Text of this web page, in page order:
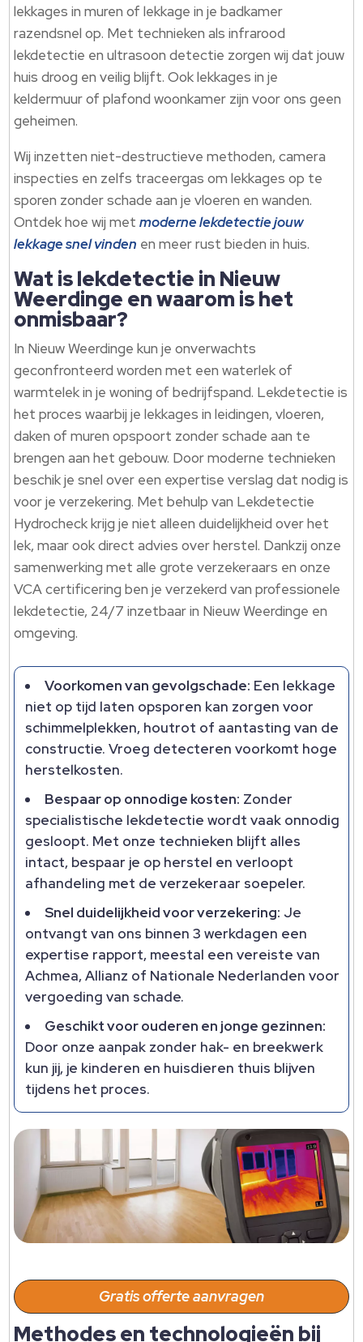
lekkages in muren of lekkage in je badkamer
razendsnel op. Met technieken als infrarood
lekdetectie en ultrasoon detectie zorgen wij dat jouw
huis droog en veilig blijft. Ook lekkages in je
keldermuur of plafond woonkamer zijn voor ons geen
geheimen.
Wij inzetten niet-destructieve methoden, camera
inspecties en zelfs traceergas om lekkages op te
sporen zonder schade aan je vloeren en wanden.
Ontdek hoe wij metmoderne lekdetectie jouw
lekkage snel vinden en meer rust bieden in huis.
Wat is lekdetectie in Nieuw
Weerdinge en waarom is het
onmisbaar?
In Nieuw Weerdinge kun je onverwachts
geconfronteerd worden met een waterlek of
warmtelek in je woning of bedrijfspand. Lekdetectie is
het proces waarbij je lekkages in leidingen, vloeren,
daken of muren opspoort zonder schade aan te
brengen aan het gebouw. Door moderne technieken
beschik je snel over een expertise verslag dat nodig is
voor je verzekering. Met behulp van Lekdetectie
Hydrocheck krijg je niet alleen duidelijkheid over het
lek, maar ook direct advies over herstel. Dankzij onze
samenwerking met alle grote verzekeraars en onze
VCA certificering ben je verzekerd van professionele
lekdetectie, 24/7 inzetbaar in Nieuw Weerdinge en
omgeving.
Voorkomen van gevolgschade: Een lekkage
niet op tijd laten opsporen kan zorgen voor
schimmelplekken, houtrot of aantasting van de
constructie. Vroeg detecteren voorkomt hoge
herstelkosten.
Bespaar op onnodige kosten: Zonder
specialistische lekdetectie wordt vaak onnodig
gesloopt. Met onze technieken blijft alles
intact, bespaar je op herstel en verloopt
afhandeling met de verzekeraar soepeler.
Snel duidelijkheid voor verzekering: Je
ontvangt van ons binnen 3 werkdagen een
expertise rapport, meestal een vereiste van
Achmea, Allianz of Nationale Nederlanden voor
vergoeding van schade.
Geschikt voor ouderen en jonge gezinnen:
Door onze aanpak zonder hak- en breekwerk
kun jij, je kinderen en huisdieren thuis blijven
tijdens het proces.
Gratis offerte aanvragen
Methodes en technologieën bij